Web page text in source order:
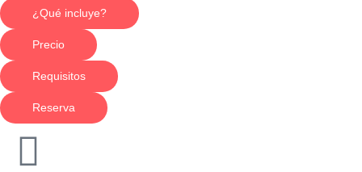
¿Qué incluye?
Precio
Requisitos
Reserva